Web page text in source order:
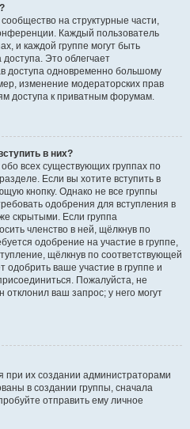
на структурные части,
Каждый пользователь
и каждой группе могут быть
Это облегчает
доступа одновременно большому
изменение модераторских прав
доступа к приватным форумам.
в них?
всех существующих группах по
Если вы хотите вступить в
кнопку. Однако не все группы
одобрения для вступления в
скрытыми. Если группа
членство в ней, щёлкнув по
одобрение на участие в группе,
щёлкнув по соответствующей
одобрить ваше участие в группе и
Пожалуйста, не
отклонил ваш запрос; у него могут
их создании администраторами
в создании группы, сначала
отправить ему личное